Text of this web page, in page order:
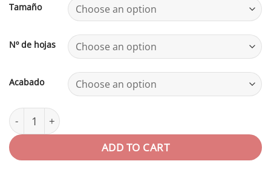
through
435,20€
Tamaño
Nº de hojas
Acabado
Ilford Multigrade RCDL quantity
ADD TO CART